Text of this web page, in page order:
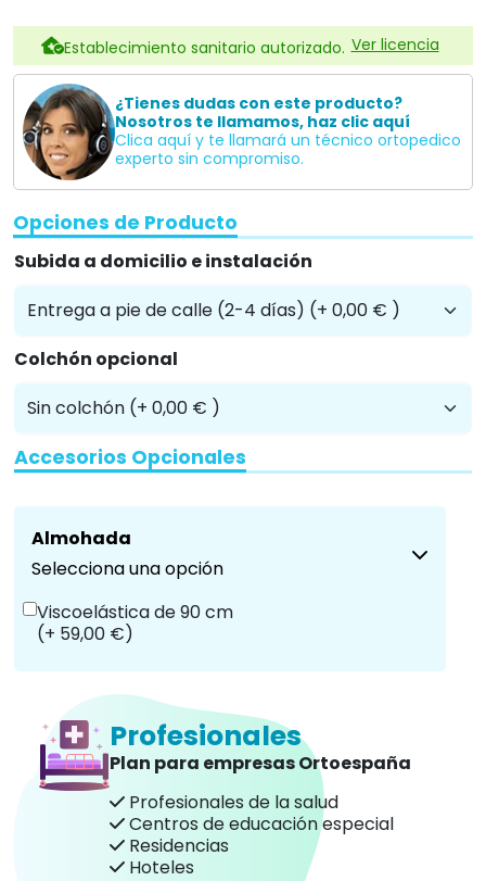
Establecimiento sanitario autorizado. Ver licencia
¿Tienes dudas con este producto?
Nosotros te llamamos, haz clic aquí
Clica aquí y te llamará un técnico ortopedico
experto sin compromiso.
Opciones de Producto
Subida a domicilio e instalación
Colchón opcional
Accesorios Opcionales
Almohada
Selecciona una opción
Viscoelástica de 90 cm
(+ 59,00 €)
Profesionales
Plan para empresas Ortoespaña
Profesionales de la salud
Centros de educación especial
Residencias
Hoteles